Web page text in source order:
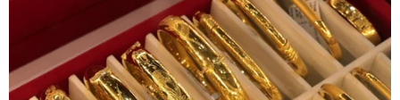
tịch ASEAN 2020
15/01/2020 07:09
Theo ông Kavi Chongkittavorn, Cố vấn truyền thông cao
cấp, ERIA, có 7 vấn đề quan trọng trong năm ASEAN